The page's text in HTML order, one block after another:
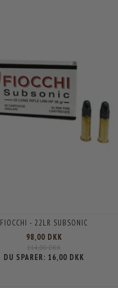
FIOCCHI - 22LR SUBSONIC
98,00 DKK
114,00 DKK
DU SPARER: 16,00 DKK